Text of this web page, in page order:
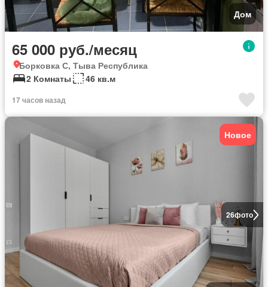
Дом
65 000 руб./месяц
Борковка С, Тыва Республика
2 Комнаты
46 кв.м
17 часов назад
26фото
Новое